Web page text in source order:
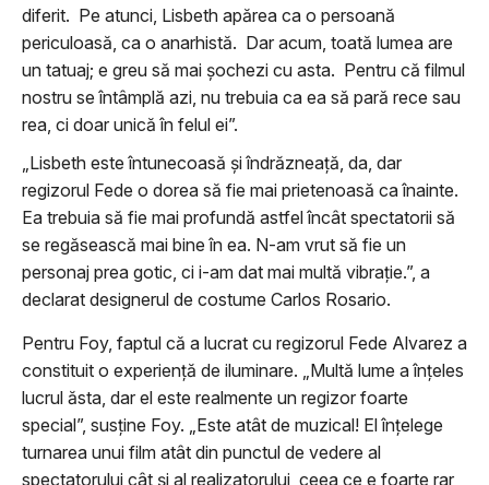
diferit. Pe atunci, Lisbeth apărea ca o persoană
periculoasă, ca o anarhistă. Dar acum, toată lumea are
un tatuaj; e greu să mai şochezi cu asta. Pentru că filmul
nostru se întâmplă azi, nu trebuia ca ea să pară rece sau
rea, ci doar unică în felul ei”.
„Lisbeth este întunecoasă şi îndrăzneaţă, da, dar
regizorul Fede o dorea să fie mai prietenoasă ca înainte.
Ea trebuia să fie mai profundă astfel încât spectatorii să
se regăsească mai bine în ea. N-am vrut să fie un
personaj prea gotic, ci i-am dat mai multă vibraţie.”, a
declarat designerul de costume Carlos Rosario.
Pentru Foy, faptul că a lucrat cu regizorul Fede Alvarez a
constituit o experienţă de iluminare. „Multă lume a înţeles
lucrul ăsta, dar el este realmente un regizor foarte
special”, susţine Foy. „Este atât de muzical! El înţelege
turnarea unui film atât din punctul de vedere al
spectatorului cât şi al realizatorului, ceea ce e foarte rar